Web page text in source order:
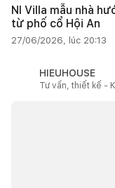
NI Villa mẫu nhà
từ phố cổ Hội An
27/06/2026, lúc 20:13
HIEUHOUSE
Tư vấn, thiết kế -